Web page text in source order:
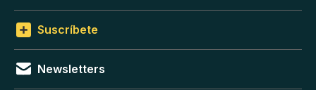
Suscríbete
Newsletters